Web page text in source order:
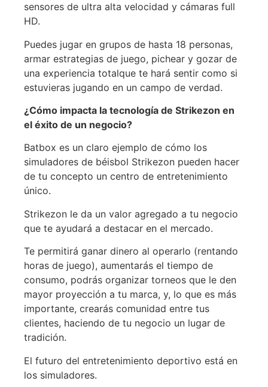
sensores de ultra alta velocidad y cámaras full
HD.
Puedes jugar en grupos de hasta 18 personas,
armar estrategias de juego, pichear y gozar de
una experiencia totalque te hará sentir como si
estuvieras jugando en un campo de verdad.
¿Cómo impacta la tecnología de Strikezon en
el éxito de un negocio?
Batbox es un claro ejemplo de cómo los
simuladores de béisbol Strikezon pueden hacer
de tu concepto un centro de entretenimiento
único.
Strikezon le da un valor agregado a tu negocio
que te ayudará a destacar en el mercado.
Te permitirá ganar dinero al operarlo (rentando
horas de juego), aumentarás el tiempo de
consumo, podrás organizar torneos que le den
mayor proyección a tu marca, y, lo que es más
importante, crearás comunidad entre tus
clientes, haciendo de tu negocio un lugar de
tradición.
El futuro del entretenimiento deportivo está en
los simuladores.